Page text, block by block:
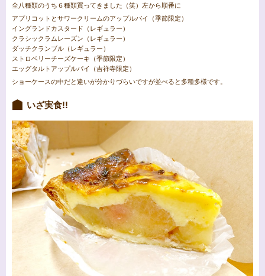
全八種類のうち６種類買ってきました（笑）左から順番に
アプリコットとサワークリームのアップルパイ（季節限定）
イングランドカスタード（レギュラー）
クラシックラムレーズン（レギュラー）
ダッチクランブル（レギュラー）
ストロベリーチーズケーキ（季節限定）
エッグタルトアップルパイ（吉祥寺限定）
ショーケースの中だと違いが分かりづらいですが並べると多種多様です。
いざ実食!!